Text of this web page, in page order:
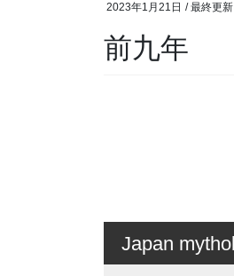
2023年1月21日 / 最終更
前九年
Japan